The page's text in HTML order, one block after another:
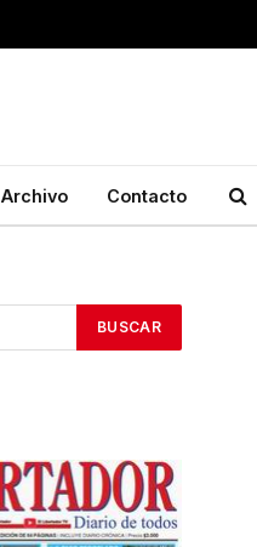
Archivo Contacto